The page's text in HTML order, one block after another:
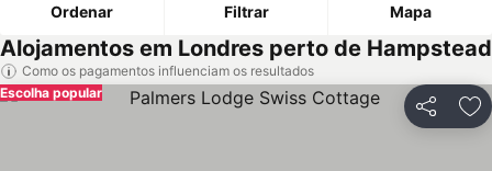
Ordenar Filtrar Mapa
Alojamentos em Londres perto de Hampstead
Como os pagamentos influenciam os resultados
Partilhar
Escolha popular